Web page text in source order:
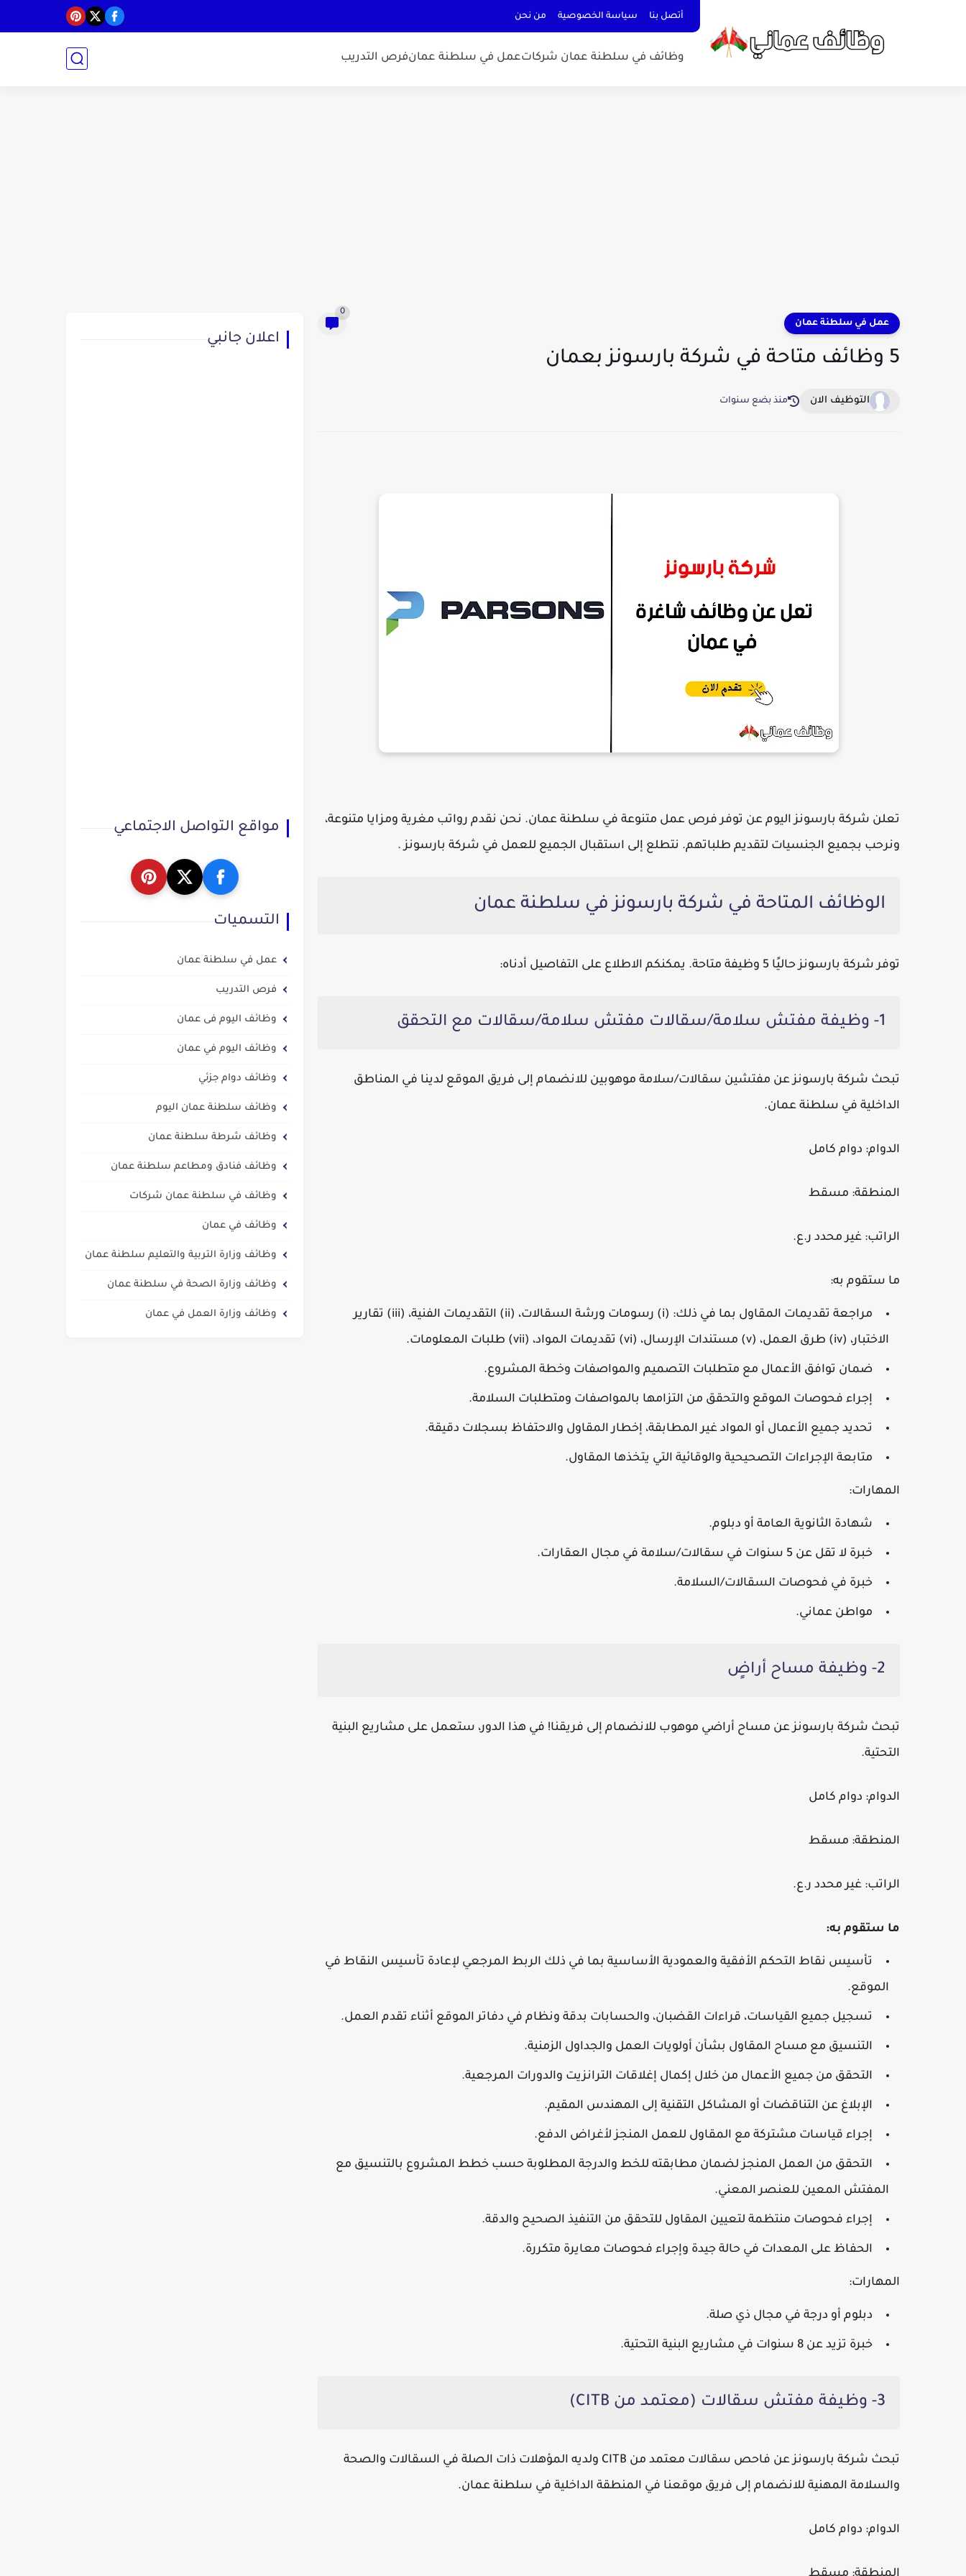
أتصل بنا سياسة الخصوصية من نحن
وظائف في سلطنة عمان شركاتعمل في سلطنة عمانفرص التدريب
عمل في سلطنة عمان
0
5 وظائف متاحة في شركة بارسونز بعمان
التوظيف الان منذ بضع سنوات
تعلن شركة بارسونزاليوم عن توفر فرص عمل متنوعة في سلطنة عمان. نحن نقدم رواتب مغرية ومزايا متنوعة،
ونرحب بجميع الجنسيات لتقديم طلباتهم. نتطلع إلى استقبال الجميع للعمل في شركة بارسونز.
الوظائف المتاحة في شركة بارسونز في سلطنة عمان
توفرشركة بارسونزحاليًا 5 وظيفة متاحة. يمكنكم الاطلاع على التفاصيل أدناه:
1- وظيفة مفتش سلامة/سقالات مفتش سلامة/سقالات مع التحقق
تبحث شركة بارسونز عن مفتشين سقالات/سلامة موهوبين للانضمام إلى فريق الموقع لدينا في المناطق
الداخلية في سلطنة عمان.
الدوام: دوام كامل
المنطقة: مسقط
الراتب: غير محدد ر.ع.
ما ستقوم به:
مراجعة تقديمات المقاول بما في ذلك: (i) رسومات ورشة السقالات، (ii) التقديمات الفنية، (iii) تقارير
الاختبار، (iv) طرق العمل، (v) مستندات الإرسال، (vi) تقديمات المواد، (vii) طلبات المعلومات.
ضمان توافق الأعمال مع متطلبات التصميم والمواصفات وخطة المشروع.
إجراء فحوصات الموقع والتحقق من التزامها بالمواصفات ومتطلبات السلامة.
تحديد جميع الأعمال أو المواد غير المطابقة، إخطار المقاول والاحتفاظ بسجلات دقيقة.
متابعة الإجراءات التصحيحية والوقائية التي يتخذها المقاول.
المهارات:
شهادة الثانوية العامة أو دبلوم.
خبرة لا تقل عن 5 سنوات في سقالات/سلامة في مجال العقارات.
خبرة في فحوصات السقالات/السلامة.
مواطن عماني.
2- وظيفة مساح أراضٍ
تبحث شركة بارسونز عن مساح أراضي موهوب للانضمام إلى فريقنا! في هذا الدور، ستعمل على مشاريع البنية
التحتية.
الدوام: دوام كامل
المنطقة: مسقط
الراتب: غير محدد ر.ع.
ما ستقوم به:
تأسيس نقاط التحكم الأفقية والعمودية الأساسية بما في ذلك الربط المرجعي لإعادة تأسيس النقاط في
الموقع.
تسجيل جميع القياسات، قراءات القضبان، والحسابات بدقة ونظام في دفاتر الموقع أثناء تقدم العمل.
التنسيق مع مساح المقاول بشأن أولويات العمل والجداول الزمنية.
التحقق من جميع الأعمال من خلال إكمال إغلاقات الترانزيت والدورات المرجعية.
الإبلاغ عن التناقضات أو المشاكل التقنية إلى المهندس المقيم.
إجراء قياسات مشتركة مع المقاول للعمل المنجز لأغراض الدفع.
التحقق من العمل المنجز لضمان مطابقته للخط والدرجة المطلوبة حسب خطط المشروع بالتنسيق مع
المفتش المعين للعنصر المعني.
إجراء فحوصات منتظمة لتعيين المقاول للتحقق من التنفيذ الصحيح والدقة.
الحفاظ على المعدات في حالة جيدة وإجراء فحوصات معايرة متكررة.
المهارات:
دبلوم أو درجة في مجال ذي صلة.
خبرة تزيد عن 8 سنوات في مشاريع البنية التحتية.
3- وظيفة مفتش سقالات (معتمد من CITB)
تبحث شركة بارسونز عن فاحص سقالات معتمد من CITB ولديه المؤهلات ذات الصلة في السقالات والصحة
والسلامة المهنية للانضمام إلى فريق موقعنا في المنطقة الداخلية في سلطنة عمان.
الدوام: دوام كامل
اعلان جانبي
مواقع التواصل الاجتماعي
التسميات
عمل في سلطنة عمان
فرص التدريب
وظائف اليوم فى عمان
وظائف اليوم في عمان
وظائف دوام جزئي
وظائف سلطنة عمان اليوم
وظائف شرطة سلطنة عمان
وظائف فنادق ومطاعم سلطنة عمان
وظائف في سلطنة عمان شركات
وظائف في عمان
وظائف وزارة التربية والتعليم سلطنة عمان
وظائف وزارة الصحة في سلطنة عمان
وظائف وزارة العمل في عمان